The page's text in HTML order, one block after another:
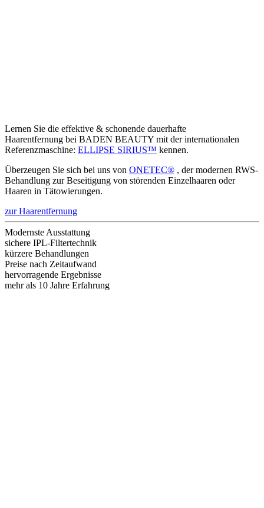
Lernen Sie die effektive & schonende dauerhafte
Haarentfernung bei BADEN BEAUTY mit der internationalen
Referenzmaschine: ELLIPSE SIRIUS™ kennen.
Überzeugen Sie sich bei uns von ONETEC® , der modernen RWS-
Behandlung zur Beseitigung von störenden Einzelhaaren oder
Haaren in Tätowierungen.
zur Haarentfernung
Modernste Ausstattung
sichere IPL-Filtertechnik
kürzere Behandlungen
Preise nach Zeitaufwand
hervorragende Ergebnisse
mehr als 10 Jahre Erfahrung